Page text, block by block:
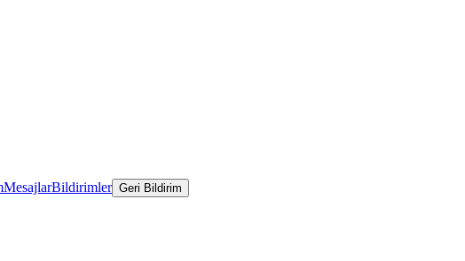
MesajlarBildirimler Geri Bildirim